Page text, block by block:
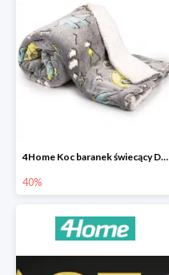
4Home Koc baranek świecący Dino
40%